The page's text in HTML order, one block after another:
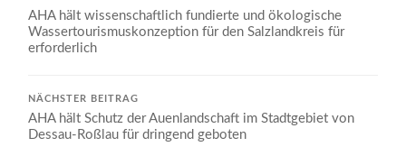
AHA hält wissenschaftlich fundierte und ökologische
Wassertourismuskonzeption für den Salzlandkreis für
erforderlich
NÄCHSTER BEITRAG
AHA hält Schutz der Auenlandschaft im Stadtgebiet von
Dessau-Roßlau für dringend geboten